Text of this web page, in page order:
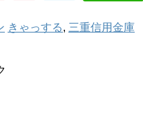
きゃっする, 三重信用金庫